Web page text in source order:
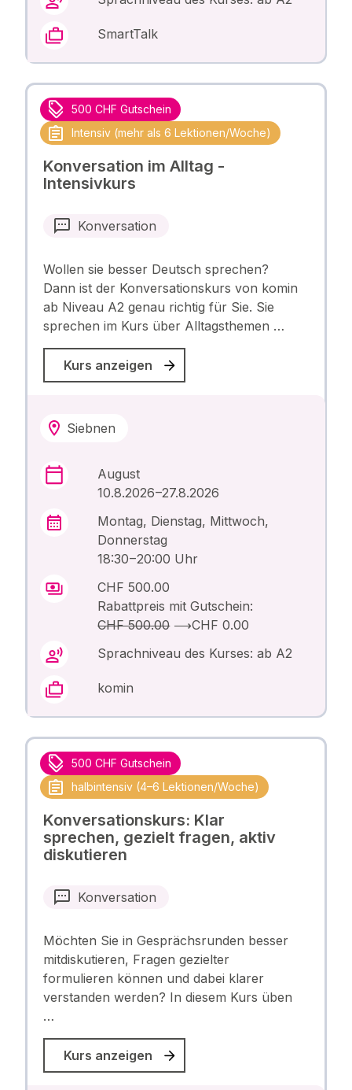
SmartTalk
500 CHF Gutschein
Intensiv (mehr als 6 Lektionen/Woche)
Konversation im Alltag -
Intensivkurs
Konversation
Wollen sie besser Deutsch sprechen?
Dann ist der Konversationskurs von komin
ab Niveau A2 genau richtig für Sie. Sie
sprechen im Kurs über Alltagsthemen …
Kurs anzeigen
Siebnen
August
10.8.2026 –27.8.2026
Montag, Dienstag, Mittwoch,
Donnerstag
18:30 – 20:00 Uhr
CHF 500.00
Rabattpreis mit Gutschein:
CHF 500.00⟶CHF 0.00
Sprachniveau des Kurses: ab A2
komin
500 CHF Gutschein
halbintensiv (4–6 Lektionen/Woche)
Konversationskurs: Klar
sprechen, gezielt fragen, aktiv
diskutieren
Konversation
Möchten Sie in Gesprächsrunden besser
mitdiskutieren, Fragen gezielter
formulieren können und dabei klarer
verstanden werden? In diesem Kurs üben
…
Kurs anzeigen